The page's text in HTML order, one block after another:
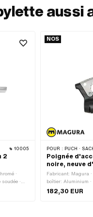
aussi
10005
2
·
·
du tube
Bride
NOS
POUR : PUCH · SACHS · PONY /
Poignée
noire, neuve
Fabricant: Magura
boîtier: Aluminium
Surface: verni ·
Longueur totale:
182,30 EUR